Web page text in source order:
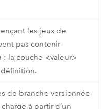
les jeux de
pas contenir
: la couche <valeur>
de branche versionnée
à partir d’un